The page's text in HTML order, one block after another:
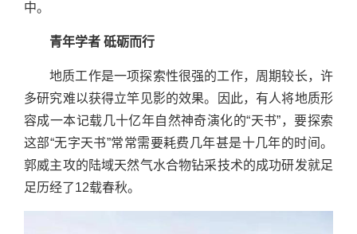
中。
青年学者 砥砺而行
地质工作是一项探索性很强的工作，周期较长，许
多研究难以获得立竿见影的效果。因此，有人将地质形
容成一本记载几十亿年自然神奇演化的“天书”，要探索
这部“无字天书”常常需要耗费几年甚是十几年的时间。
郭威主攻的陆域天然气水合物钻采技术的成功研发就足
足历经了12载春秋。